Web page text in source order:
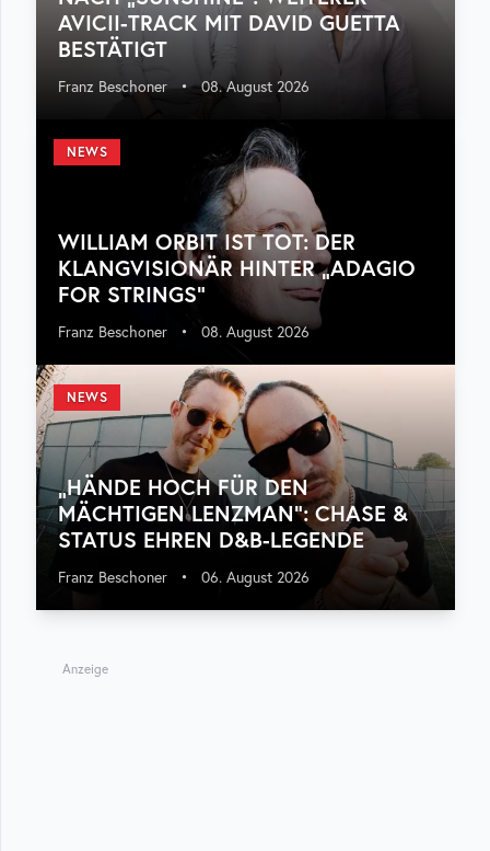
AVICII-TRACK MIT DAVID GUETTA
BESTÄTIGT
Franz Beschoner • 08. August 2026
NEWS
WILLIAM ORBIT IST TOT: DER
KLANGVISIONÄR HINTER „ADAGIO
FOR STRINGS“
Franz Beschoner • 08. August 2026
NEWS
„HÄNDE HOCH FÜR DEN
MÄCHTIGEN LENZMAN“: CHASE &
STATUS EHREN D&B-LEGENDE
Franz Beschoner • 06. August 2026
Anzeige